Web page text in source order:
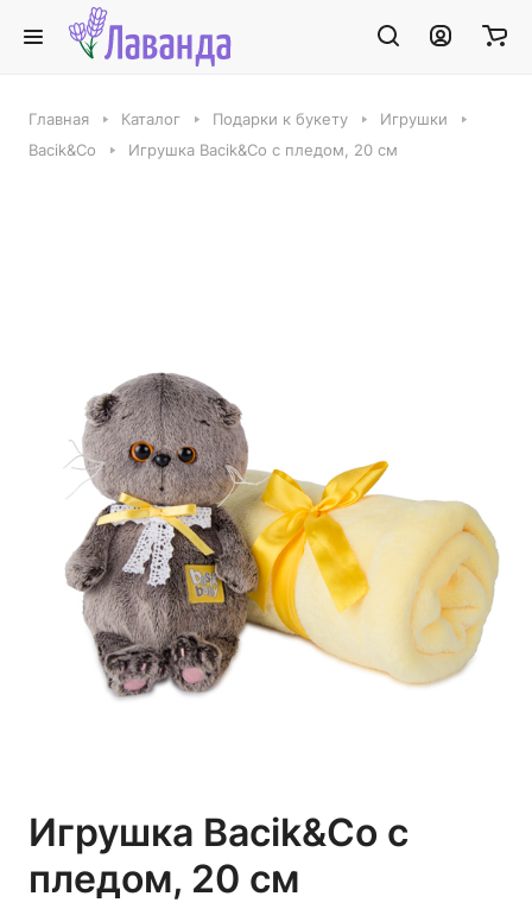
Главная Каталог Подарки к букету
Игрушки
Bacik&Co
Игрушка Bacik&Co с пледом, 20 см
Игрушка Bacik&Co с
пледом, 20 см